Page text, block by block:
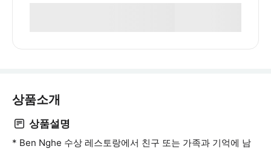
상품소개
상품설명
* Ben Nghe 수상 레스토랑에서 친구 또는 가족과 기억에 남